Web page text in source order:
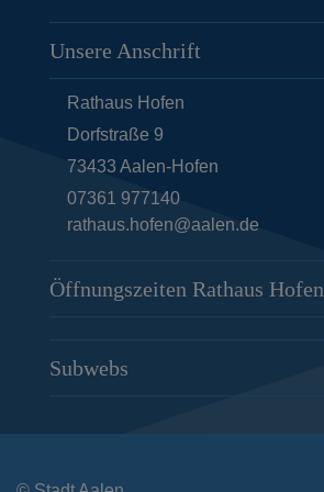
Unsere Anschrift
Rathaus Hofen
Dorfstraße 9
73433 Aalen-Hofen
07361 977140
rathaus.hofen@aalen.de
Öffnungszeiten Rathaus Hofen
Subwebs